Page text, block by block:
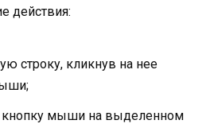
действия:
строку, кликнув на нее
мыши на выделенном